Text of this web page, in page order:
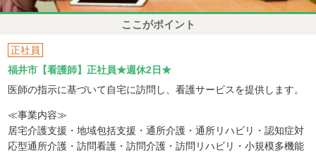
ここがポイント
正社員
福井市【看護師】正社員★週休2日★
医師の指示に基づいて自宅に訪問し、看護サービスを提供します。
≪事業内容≫
居宅介護支援・地域包括支援・通所介護・通所リハビリ・認知症対
応型通所介護・訪問看護・訪問介護・訪問リハビリ・小規模多機能